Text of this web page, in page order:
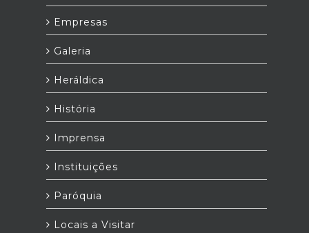
Empresas
Galeria
Heráldica
História
Imprensa
Instituições
Paróquia
Locais a Visitar